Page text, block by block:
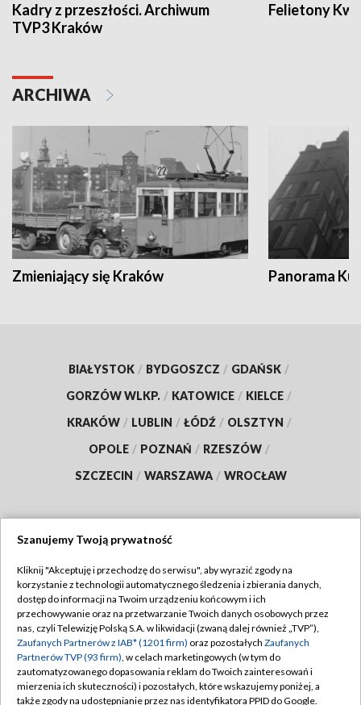
Kadry z przeszłości. Archiwum
TVP3 Kraków
Felietony
ARCHIWA
Zmieniający się Kraków Panorama
BIAŁYSTOK / BYDGOSZCZ / GDAŃSK /
GORZÓW WLKP. / KATOWICE / KIELCE /
KRAKÓW / LUBLIN / ŁÓDŹ / OLSZTYN /
OPOLE / POZNAŃ / RZESZÓW /
SZCZECIN / WARSZAWA / WROCŁAW
TVP
Abonament TVP
Emisja w TVP
Centrum informacji TVP
Naziemna Telewizja Cyfrowa
Regulamin TVP
Polityka prywatności
Moje zgody
Pomoc
Szanujemy Twoją prywatność
Kliknij "Akceptuję i przechodzę do serwisu", aby wyrazić zgody na
korzystanie z technologii automatycznego śledzenia i zbierania danych,
dostęp do informacji na Twoim urządzeniu końcowym i ich
przechowywanie oraz na przetwarzanie Twoich danych osobowych przez
nas, czyli Telewizję Polską S.A. w likwidacji (zwaną dalej również „TVP”),
Zaufanych Partnerów z IAB* (1201 firm) oraz pozostałych Zaufanych
Partnerów TVP (93 firm), w celach marketingowych (w tym do
zautomatyzowanego dopasowania reklam do Twoich zainteresowań i
mierzenia ich skuteczności) i pozostałych, które wskazujemy poniżej, a
także zgody na udostępnianie przez nas identyfikatora PPID do Google.